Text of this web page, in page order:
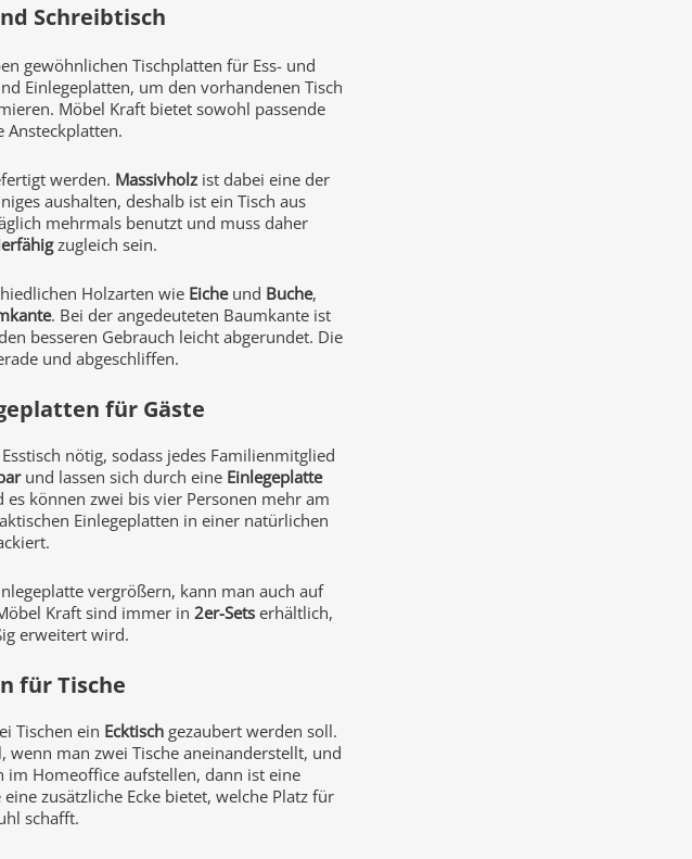
Schreibtisch
gewöhnlichen Tischplatten für Ess- und
Einlegeplatten, um den vorhandenen Tisch
Möbel Kraft bietet sowohl passende
Ansteckplatten.
werden. Massivholzist dabei eine der
aushalten, deshalb ist ein Tisch aus
mehrmals benutzt und muss daher
zugleich sein.
Holzarten wie Eicheund Buche,
. Bei der angedeuteten Baumkante ist
besseren Gebrauch leicht abgerundet. Die
und abgeschliffen.
für Gäste
nötig, sodass jedes Familienmitglied
und lassen sich durch eine Einlegeplatte
können zwei bis vier Personen mehr am
Einlegeplatten in einer natürlichen
vergrößern, kann man auch auf
Kraft sind immer in 2er-Setserhältlich,
erweitert wird.
für Tische
Tischen ein Ecktischgezaubert werden soll.
wenn man zwei Tische aneinanderstellt, und
im Homeoffice aufstellen, dann ist eine
zusätzliche Ecke bietet, welche Platz für
schafft.